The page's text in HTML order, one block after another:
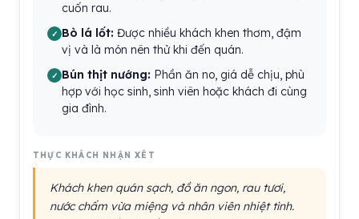
cuốn rau.
Bò lá lốt: Được nhiều khách khen thơm, đậm
vị và là món nên thử khi đến quán.
Bún thịt nướng: Phần ăn no, giá dễ chịu, phù
hợp với học sinh, sinh viên hoặc khách đi cùng
gia đình.
THỰC KHÁCH NHẬN XÉT
Khách khen quán sạch, đồ ăn ngon, rau tươi,
nước chấm vừa miệng và nhân viên nhiệt tình.